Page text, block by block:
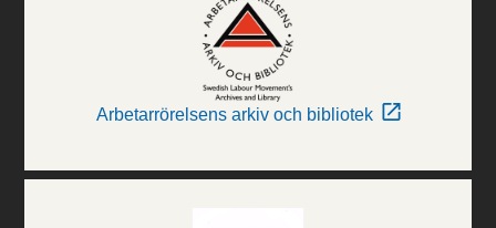
Arbetarrörelsens arkiv och bibliotek